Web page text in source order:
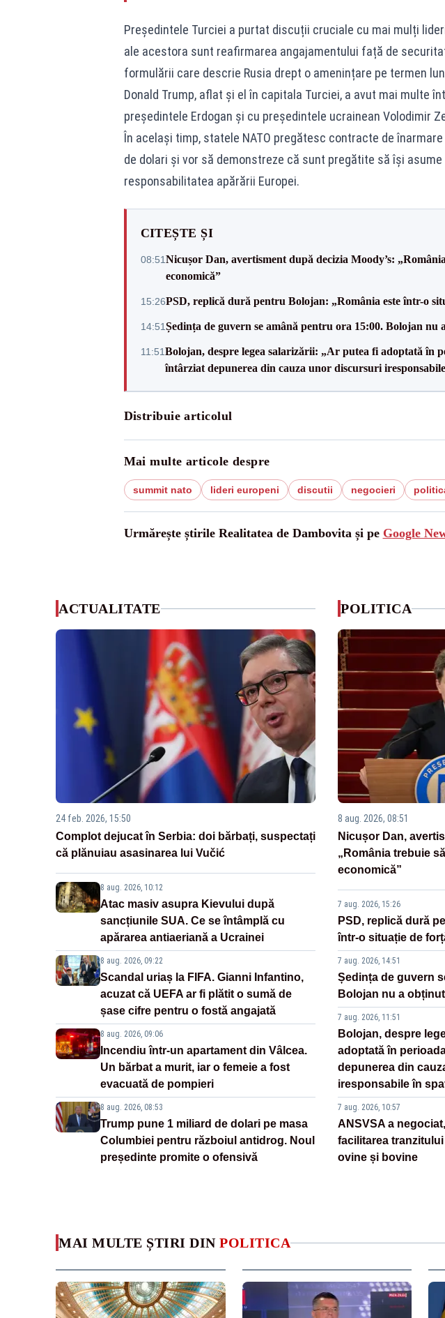
Președintele Turciei a purtat discuții cruciale cu mai mulți
ale acestora sunt reafirmarea angajamentului față de
formulării care descrie Rusia drept o amenințare pe termen
Donald Trump, aflat și el în capitala Turciei, a avut mai multe
președintele Erdogan și cu președintele ucrainean Volodimir
În același timp, statele NATO pregătesc contracte de
de dolari și vor să demonstreze că sunt pregătite să își
responsabilitatea apărării Europei.
CITEȘTE ȘI
08:51Nicușor Dan, avertisment după decizia Moody’s:
economică”
15:26PSD, replică dură pentru Bolojan: „România este într-o
14:51Ședința de guvern se amână pentru ora 15:00. Bolojan nu
11:51Bolojan, despre legea salarizării: „Ar putea fi adoptată în
întârziat depunerea din cauza unor discursuri
Distribuie articolul
Mai multe articole despre
summit nato lideri europeni discutii negocieri
Urmărește știrile Realitatea de Dambovita și pe Google
ACTUALITATE
24 feb. 2026, 15:50
Complot dejucat în Serbia: doi bărbați, suspectați
că plănuiau asasinarea lui Vučić
8 aug. 2026, 10:12
Atac masiv asupra Kievului după
sancțiunile SUA. Ce se întâmplă cu
apărarea antiaeriană a Ucrainei
8 aug. 2026, 09:22
Scandal uriaș la FIFA. Gianni Infantino,
acuzat că UEFA ar fi plătit o sumă de
șase cifre pentru o fostă angajată
8 aug. 2026, 09:06
Incendiu într-un apartament din Vâlcea.
Un bărbat a murit, iar o femeie a fost
evacuată de pompieri
8 aug. 2026, 08:53
Trump pune 1 miliard de dolari pe masa
Columbiei pentru războiul antidrog. Noul
președinte promite o ofensivă
POLITICA
8 aug. 2026, 08:51
Nicușor Dan,
„România trebuie
economică”
7 aug. 2026, 15:26
PSD, replică dură
într-o situație de
7 aug. 2026, 14:51
Ședința de guvern
Bolojan nu a
7 aug. 2026, 11:51
Bolojan, despre
adoptată în
depunerea din
iresponsabile în
7 aug. 2026, 10:57
ANSVSA a
facilitarea
ovine și bovine
MAI MULTE ȘTIRI DIN POLITICA